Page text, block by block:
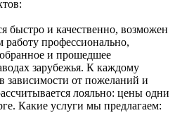
быстро и качественно, возможен
профессионально,
и прошедшее
зарубежья. К каждому
зависимости от пожеланий и
лояльно: цены одни
Какие услуги мы предлагаем: